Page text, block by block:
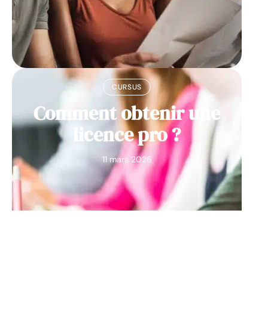
CURSUS
Comment obtenir une
licence pro ?
11 mars 2026